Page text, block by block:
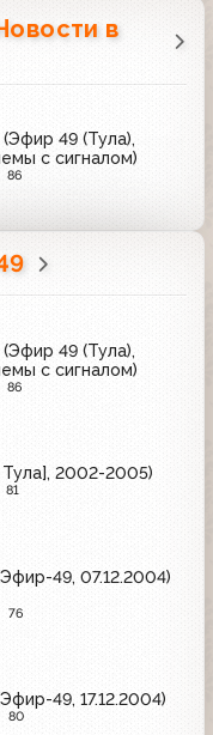
в
49 (Тула),
с сигналом)
86
49 (Тула),
с сигналом)
86
2002-2005)
81
49, 07.12.2004)
76
49, 17.12.2004)
80